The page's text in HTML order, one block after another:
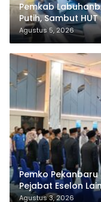
Pemkab
Putih, Sambut
Agustus 5, 2026
Pemko
Pejabat Eselon
Agustus 3, 2026